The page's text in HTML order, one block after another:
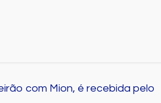
com Mion, é recebida pelo